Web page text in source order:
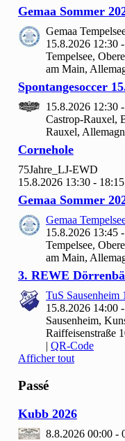
Gemaa Sommer
Gemaa
15.8.2026 12:30
Tempelsee,
am Main,
Spontangesoccer
15.8.2026 12:30
Castrop-Rauxel,
Rauxel,
Cornehole
75Jahre_LJ-EWD
15.8.2026 13:30 - 18:15
Gemaa Sommer
Gemaa
15.8.2026 13:45
Tempelsee,
am Main,
3. REWE
TuS Sausenheim
15.8.2026 14:00
Sausenheim,
Raiffeisenstraße
| QR-Code
Afficher tout
Passé
Kubb 2026
8.8.2026 00:00 -